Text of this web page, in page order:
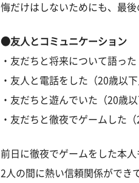
悔だけはしないためにも、最
●友人とコミュニケーション
・友だちと将来について語っ
・友人と電話をした（20歳以
・友だちと遊んでいた（20歳
・友だちと徹夜でゲームした
前日に徹夜でゲームをした本
2人の間に熱い信頼関係ができ